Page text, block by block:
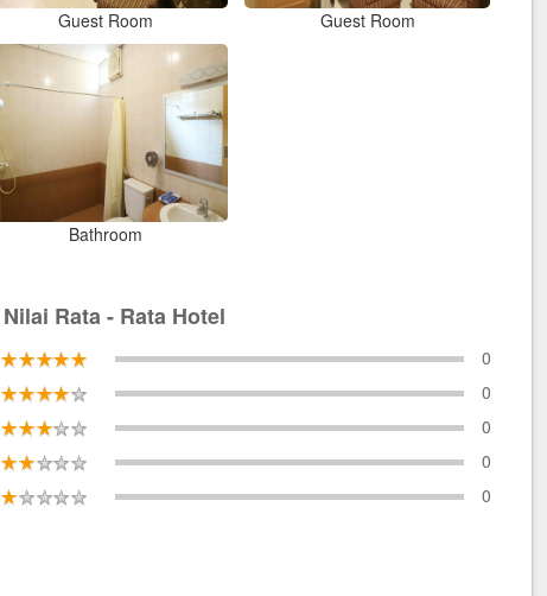
Guest Room Guest Room
Bathroom
Nilai Rata - Rata Hotel
0
0
0
0
0